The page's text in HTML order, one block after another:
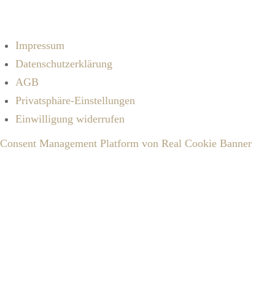
Impressum
Datenschutzerklärung
AGB
Privatsphäre-Einstellungen
Einwilligung widerrufen
Consent Management Platform von Real Cookie Banner